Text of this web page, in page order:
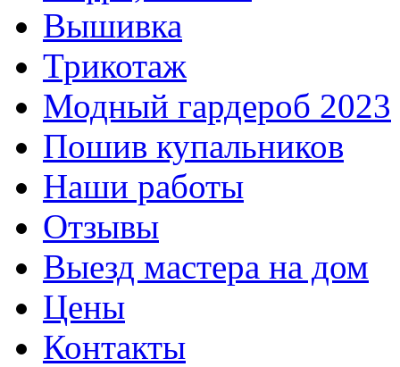
Вышивка
Трикотаж
Модный гардероб 2023
Пошив купальников
Наши работы
Отзывы
Выезд мастера на дом
Цены
Контакты